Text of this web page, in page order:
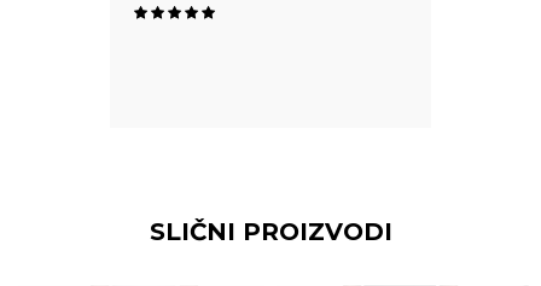
SLIČNI PROIZVODI